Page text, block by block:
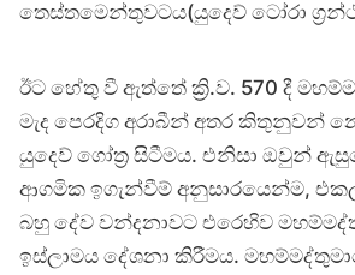
තෙස්තමෙන්තුවටය(යුදෙව් ටෝරා
ඊට හේතු වී ඇත්තේ ක්‍රි.ව. 570 දී
මැද පෙරදිග අරාබීන් අතර
යුදෙව් ගෝත්‍ර සිටීමය. එනිසා ඔවුන්
ආගමික ඉගැන්වීම් අනුසාරයෙන්ම,
බහු දේව වන්දනාවට එරෙහිව
ඉස්ලාමය දේශනා කිරීමය.